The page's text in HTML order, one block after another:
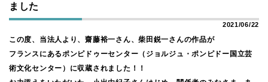
ました
2021/06/22
この度、当法人より、齋藤裕一さん、柴田鋭一さんの作品が
フランスにあるポンピドゥーセンター（ジョルジュ・ポンピドー国立芸
術文化センター）に収蔵されました！！